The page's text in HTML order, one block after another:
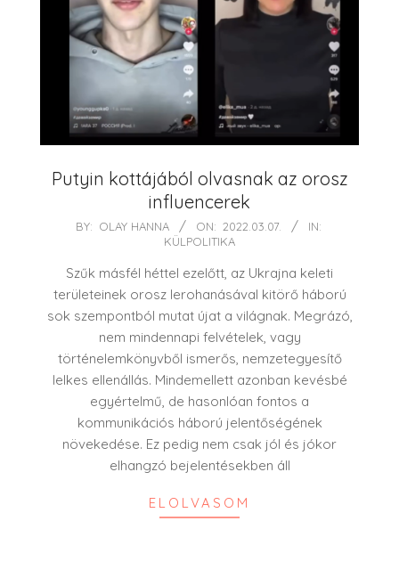
Putyin kottájából olvasnak az orosz
influencerek
BY: OLAY HANNA ON: 2022.03.07.
IN:
KÜLPOLITIKA
Szűk másfél héttel ezelőtt, az Ukrajna keleti
területeinek orosz lerohanásával kitörő háború
sok szempontból mutat újat a világnak. Megrázó,
nem mindennapi felvételek, vagy
történelemkönyvből ismerős, nemzetegyesítő
lelkes ellenállás. Mindemellett azonban kevésbé
egyértelmű, de hasonlóan fontos a
kommunikációs háború jelentőségének
növekedése. Ez pedig nem csak jól és jókor
elhangzó bejelentésekben áll
ELOLVASOM